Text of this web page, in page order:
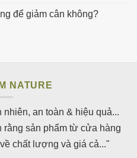
để giảm cân không?
NATURE
an toàn & hiệu quả...
sản phẩm từ cửa hàng
chất lượng và giá cả..."